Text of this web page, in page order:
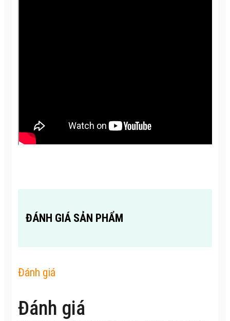
ĐÁNH GIÁ SẢN PHẨM
Đánh giá
Đánh giá